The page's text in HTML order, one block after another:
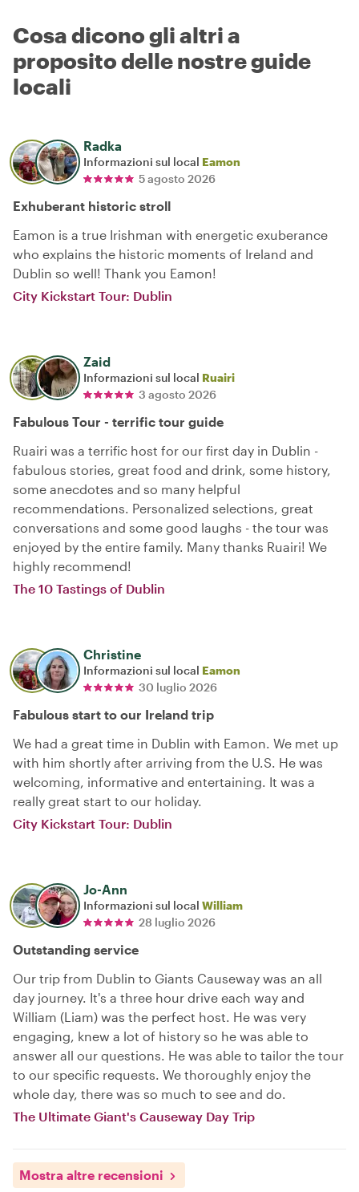
Cosa dicono gli altri a
proposito delle nostre guide
locali
Radka
Informazioni sul local Eamon
5 agosto 2026
Exhuberant historic stroll
Eamon is a true Irishman with energetic exuberance
who explains the historic moments of Ireland and
Dublin so well! Thank you Eamon!
City Kickstart Tour: Dublin
Zaid
Informazioni sul local Ruairi
3 agosto 2026
Fabulous Tour - terrific tour guide
Ruairi was a terrific host for our first day in Dublin -
fabulous stories, great food and drink, some history,
some anecdotes and so many helpful
recommendations. Personalized selections, great
conversations and some good laughs - the tour was
enjoyed by the entire family. Many thanks Ruairi! We
highly recommend!
The 10 Tastings of Dublin
Christine
Informazioni sul local Eamon
30 luglio 2026
Fabulous start to our Ireland trip
We had a great time in Dublin with Eamon. We met up
with him shortly after arriving from the U.S. He was
welcoming, informative and entertaining. It was a
really great start to our holiday.
City Kickstart Tour: Dublin
Jo-Ann
Informazioni sul local William
28 luglio 2026
Outstanding service
Our trip from Dublin to Giants Causeway was an all
day journey. It's a three hour drive each way and
William (Liam) was the perfect host. He was very
engaging, knew a lot of history so he was able to
answer all our questions. He was able to tailor the tour
to our specific requests. We thoroughly enjoy the
whole day, there was so much to see and do.
The Ultimate Giant's Causeway Day Trip
Mostra altre recensioni